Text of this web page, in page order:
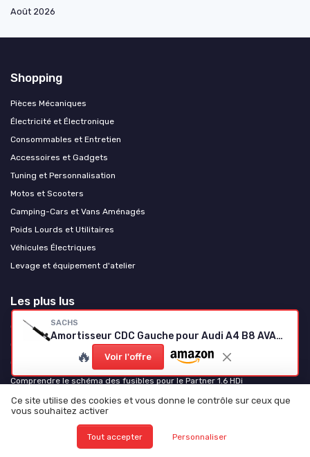
SACHS
Amortisseur CDC Gauche pour Audi A4 B8 AVANT (2007-2015)
🔥 Voir l'offre
Août 2026
Shopping
Pièces Mécaniques
Électricité et Électronique
Consommables et Entretien
Accessoires et Gadgets
Tuning et Personnalisation
Motos et Scooters
Camping-Cars et Vans Aménagés
Poids Lourds et Utilitaires
Véhicules Électriques
Levage et équipement d'atelier
Les plus lus
Comprendre le schéma de la boîte à fusibles du Citroën Berlingo
Comprendre la liste des fusibles pour votre Peugeot 208
Comprendre le schéma des fusibles pour la Clio 3
Comprendre le schéma des fusibles pour le Partner 1.6 HDi
Comprendre le schéma des fusibles pour votre Renault Scénic 2
Les derniers articles
Ce site utilise des cookies et vous donne le contrôle sur ceux que
vous souhaitez activer
Tout accepter Personnaliser